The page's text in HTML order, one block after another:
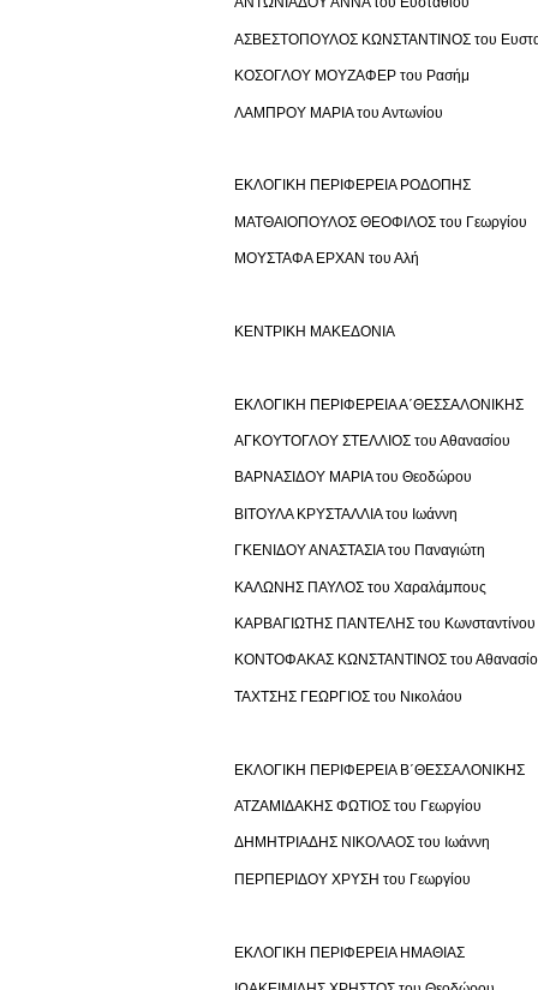
ΑΣΒΕΣΤΟΠΟΥΛΟΣ ΚΩΝΣΤΑΝΤΙΝΟΣ του
ΚΟΣΟΓΛΟΥ ΜΟΥΖΑΦΕΡ του Ρασήμ
ΛΑΜΠΡΟΥ ΜΑΡΙΑ του Αντωνίου
ΕΚΛΟΓΙΚΗ ΠΕΡΙΦΕΡΕΙΑ ΡΟΔΟΠΗΣ
ΜΑΤΘΑΙΟΠΟΥΛΟΣ ΘΕΟΦΙΛΟΣ του Γεωργίου
ΜΟΥΣΤΑΦΑ ΕΡΧΑΝ του Αλή
ΚΕΝΤΡΙΚΗ ΜΑΚΕΔΟΝΙΑ
ΕΚΛΟΓΙΚΗ ΠΕΡΙΦΕΡΕΙΑ Α΄ΘΕΣΣΑΛΟΝΙΚΗΣ
ΑΓΚΟΥΤΟΓΛΟΥ ΣΤΕΛΛΙΟΣ του Αθανασίου
ΒΑΡΝΑΣΙΔΟΥ ΜΑΡΙΑ του Θεοδώρου
ΒΙΤΟΥΛΑ ΚΡΥΣΤΑΛΛΙΑ του Ιωάννη
ΓΚΕΝΙΔΟΥ ΑΝΑΣΤΑΣΙΑ του Παναγιώτη
ΚΑΛΩΝΗΣ ΠΑΥΛΟΣ του Χαραλάμπους
ΚΑΡΒΑΓΙΩΤΗΣ ΠΑΝΤΕΛΗΣ του Κωνσταντίνου
ΚΟΝΤΟΦΑΚΑΣ ΚΩΝΣΤΑΝΤΙΝΟΣ του
ΤΑΧΤΣΗΣ ΓΕΩΡΓΙΟΣ του Νικολάου
ΕΚΛΟΓΙΚΗ ΠΕΡΙΦΕΡΕΙΑ Β΄ΘΕΣΣΑΛΟΝΙΚΗΣ
ΑΤΖΑΜΙΔΑΚΗΣ ΦΩΤΙΟΣ του Γεωργίου
ΔΗΜΗΤΡΙΑΔΗΣ ΝΙΚΟΛΑΟΣ του Ιωάννη
ΠΕΡΠΕΡΙΔΟΥ ΧΡΥΣΗ του Γεωργίου
ΕΚΛΟΓΙΚΗ ΠΕΡΙΦΕΡΕΙΑ ΗΜΑΘΙΑΣ